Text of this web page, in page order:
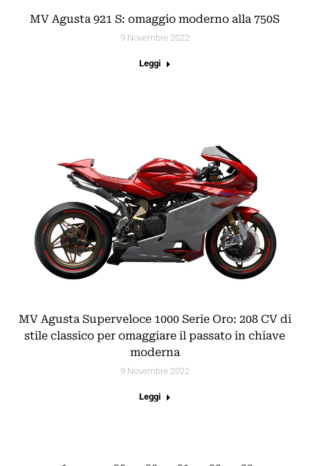
MV Agusta 921 S: omaggio moderno alla 750S
9 Novembre 2022
Leggi
MV Agusta Superveloce 1000 Serie Oro: 208 CV di
stile classico per omaggiare il passato in chiave
moderna
9 Novembre 2022
Leggi